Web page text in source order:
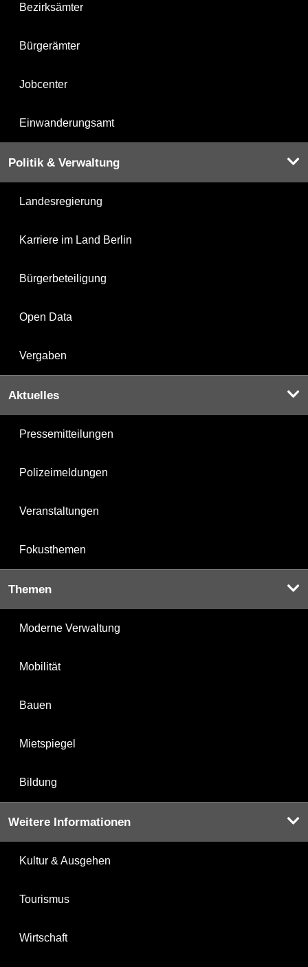
Bezirksämter
Bürgerämter
Jobcenter
Einwanderungsamt
Politik & Verwaltung
Landesregierung
Karriere im Land Berlin
Bürgerbeteiligung
Open Data
Vergaben
Aktuelles
Pressemitteilungen
Polizeimeldungen
Veranstaltungen
Fokusthemen
Themen
Moderne Verwaltung
Mobilität
Bauen
Mietspiegel
Bildung
Weitere Informationen
Kultur & Ausgehen
Tourismus
Wirtschaft